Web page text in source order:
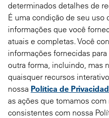
determinados detalhes de
É uma condição de seu uso
informações que você
atuais e completas. Você
informações fornecidas
outra forma, incluindo, mas
quaisquer recursos
nossa Política de
as ações que tomamos
consistentes com nossa